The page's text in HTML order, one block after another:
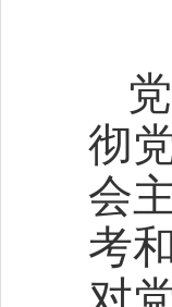
彻
会
考